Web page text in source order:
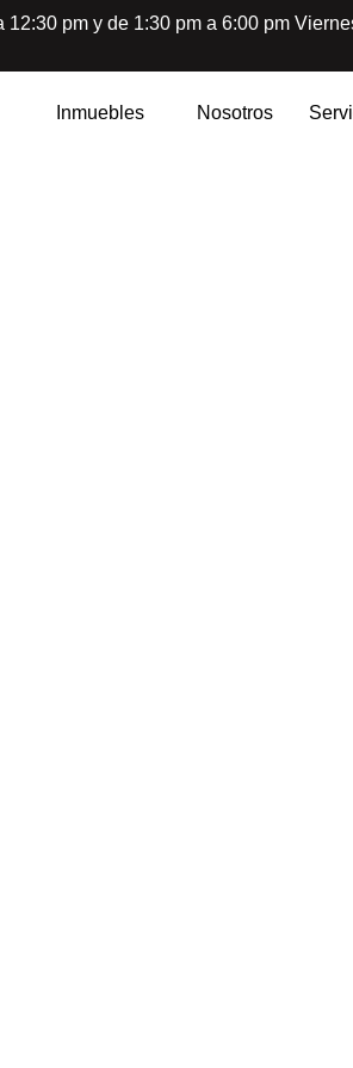
pm y de 1:30 pm a 6:00 pm
Inmuebles Nosotros